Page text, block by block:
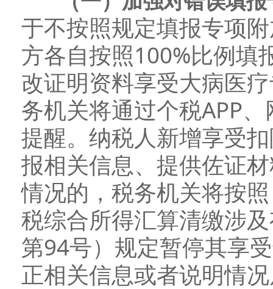
于不按照规定填报专项
方各自按照100%比例填
改证明资料享受大病医
务机关将通过个税APP
提醒。纳税人新增享受
报相关信息、提供佐证
情况的，税务机关将按
税综合所得汇算清缴涉
第94号）规定暂停其享
正相关信息或者说明情